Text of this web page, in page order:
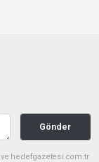
Gönder
ve hedefgazetesi.com.tr